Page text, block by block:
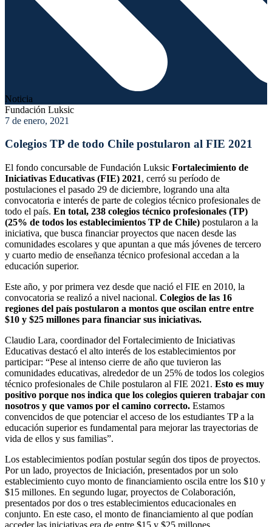
Noticia
Fundación Luksic
7 de enero, 2021
Colegios TP de todo Chile postularon al FIE 2021
El fondo concursable de Fundación Luksic Fortalecimiento de
Iniciativas Educativas (FIE) 2021, cerró su período de
postulaciones el pasado 29 de diciembre, logrando una alta
convocatoria e interés de parte de colegios técnico profesionales de
todo el país. En total, 238 colegios técnico profesionales (TP)
(25% de todos los establecimientos TP de Chile) postularon a la
iniciativa, que busca financiar proyectos que nacen desde las
comunidades escolares y que apuntan a que más jóvenes de tercero
y cuarto medio de enseñanza técnico profesional accedan a la
educación superior.
Este año, y por primera vez desde que nació el FIE en 2010, la
convocatoria se realizó a nivel nacional. Colegios de las 16
regiones del país postularon a montos que oscilan entre entre
$10 y $25 millones para financiar sus iniciativas.
Claudio Lara, coordinador del Fortalecimiento de Iniciativas
Educativas destacó el alto interés de los establecimientos por
participar: “Pese al intenso cierre de año que tuvieron las
comunidades educativas, alrededor de un 25% de todos los colegios
técnico profesionales de Chile postularon al FIE 2021. Esto es muy
positivo porque nos indica que los colegios quieren trabajar con
nosotros y que vamos por el camino correcto. Estamos
convencidos de que potenciar el acceso de los estudiantes TP a la
educación superior es fundamental para mejorar las trayectorias de
vida de ellos y sus familias”.
Los establecimientos podían postular según dos tipos de proyectos.
Por un lado, proyectos de Iniciación, presentados por un solo
establecimiento cuyo monto de financiamiento oscila entre los $10 y
$15 millones. En segundo lugar, proyectos de Colaboración,
presentados por dos o tres establecimientos educacionales en
conjunto. En este caso, el monto de financiamiento al que podían
acceder las iniciativas era de entre $15 y $25 millones.